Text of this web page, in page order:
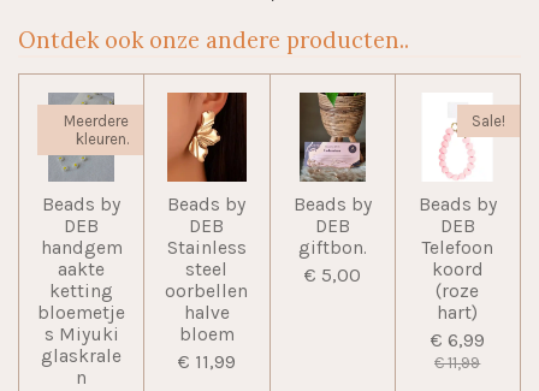
Ontdek ook onze andere producten..
Meerdere
kleuren.
Beads by
DEB
handgem
aakte
ketting
bloemetje
s Miyuki
glaskrale
n
Beads by
DEB
Stainless
steel
oorbellen
halve
bloem
€ 11,99
Beads by
DEB
giftbon.
€ 5,00
Sale!
Beads by
DEB
Telefoon
koord
(roze
hart)
€ 6,99
€ 11,99